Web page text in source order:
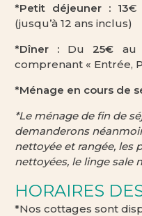
*Petit déjeuner : 13€
(jusqu’à 12 ans inclus)
*Dîner : Du25€ au
comprenant « Entrée,
*Ménage en cours de
*Le ménage de fin de
demanderons
nettoyée et rangée, les
nettoyées, le linge sale
HORAIRES
*Nos cottages sont